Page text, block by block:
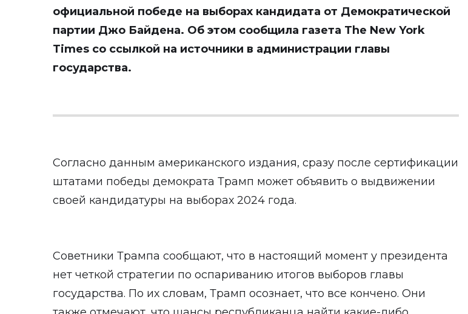
официальной победе на выборах кандидата от Демократической
партии Джо Байдена. Об этом сообщила газета The New York
Times со ссылкой на источники в администрации главы
государства.
Согласно данным американского издания, сразу после сертификации
штатами победы демократа Трамп может объявить о выдвижении
своей кандидатуры на выборах 2024 года.
Советники Трампа сообщают, что в настоящий момент у президента
нет четкой стратегии по оспариванию итогов выборов главы
государства. По их словам, Трамп осознает, что все кончено. Они